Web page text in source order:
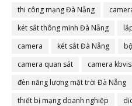
thi công mạng Đà Nẵng
két sắt thông minh Đà Nẵng
camera
két sắt Đà Nẵng
camera quan sát
camera
đèn năng lượng mặt trời Đà Nẵng
thiết bị mạng doanh nghiệp